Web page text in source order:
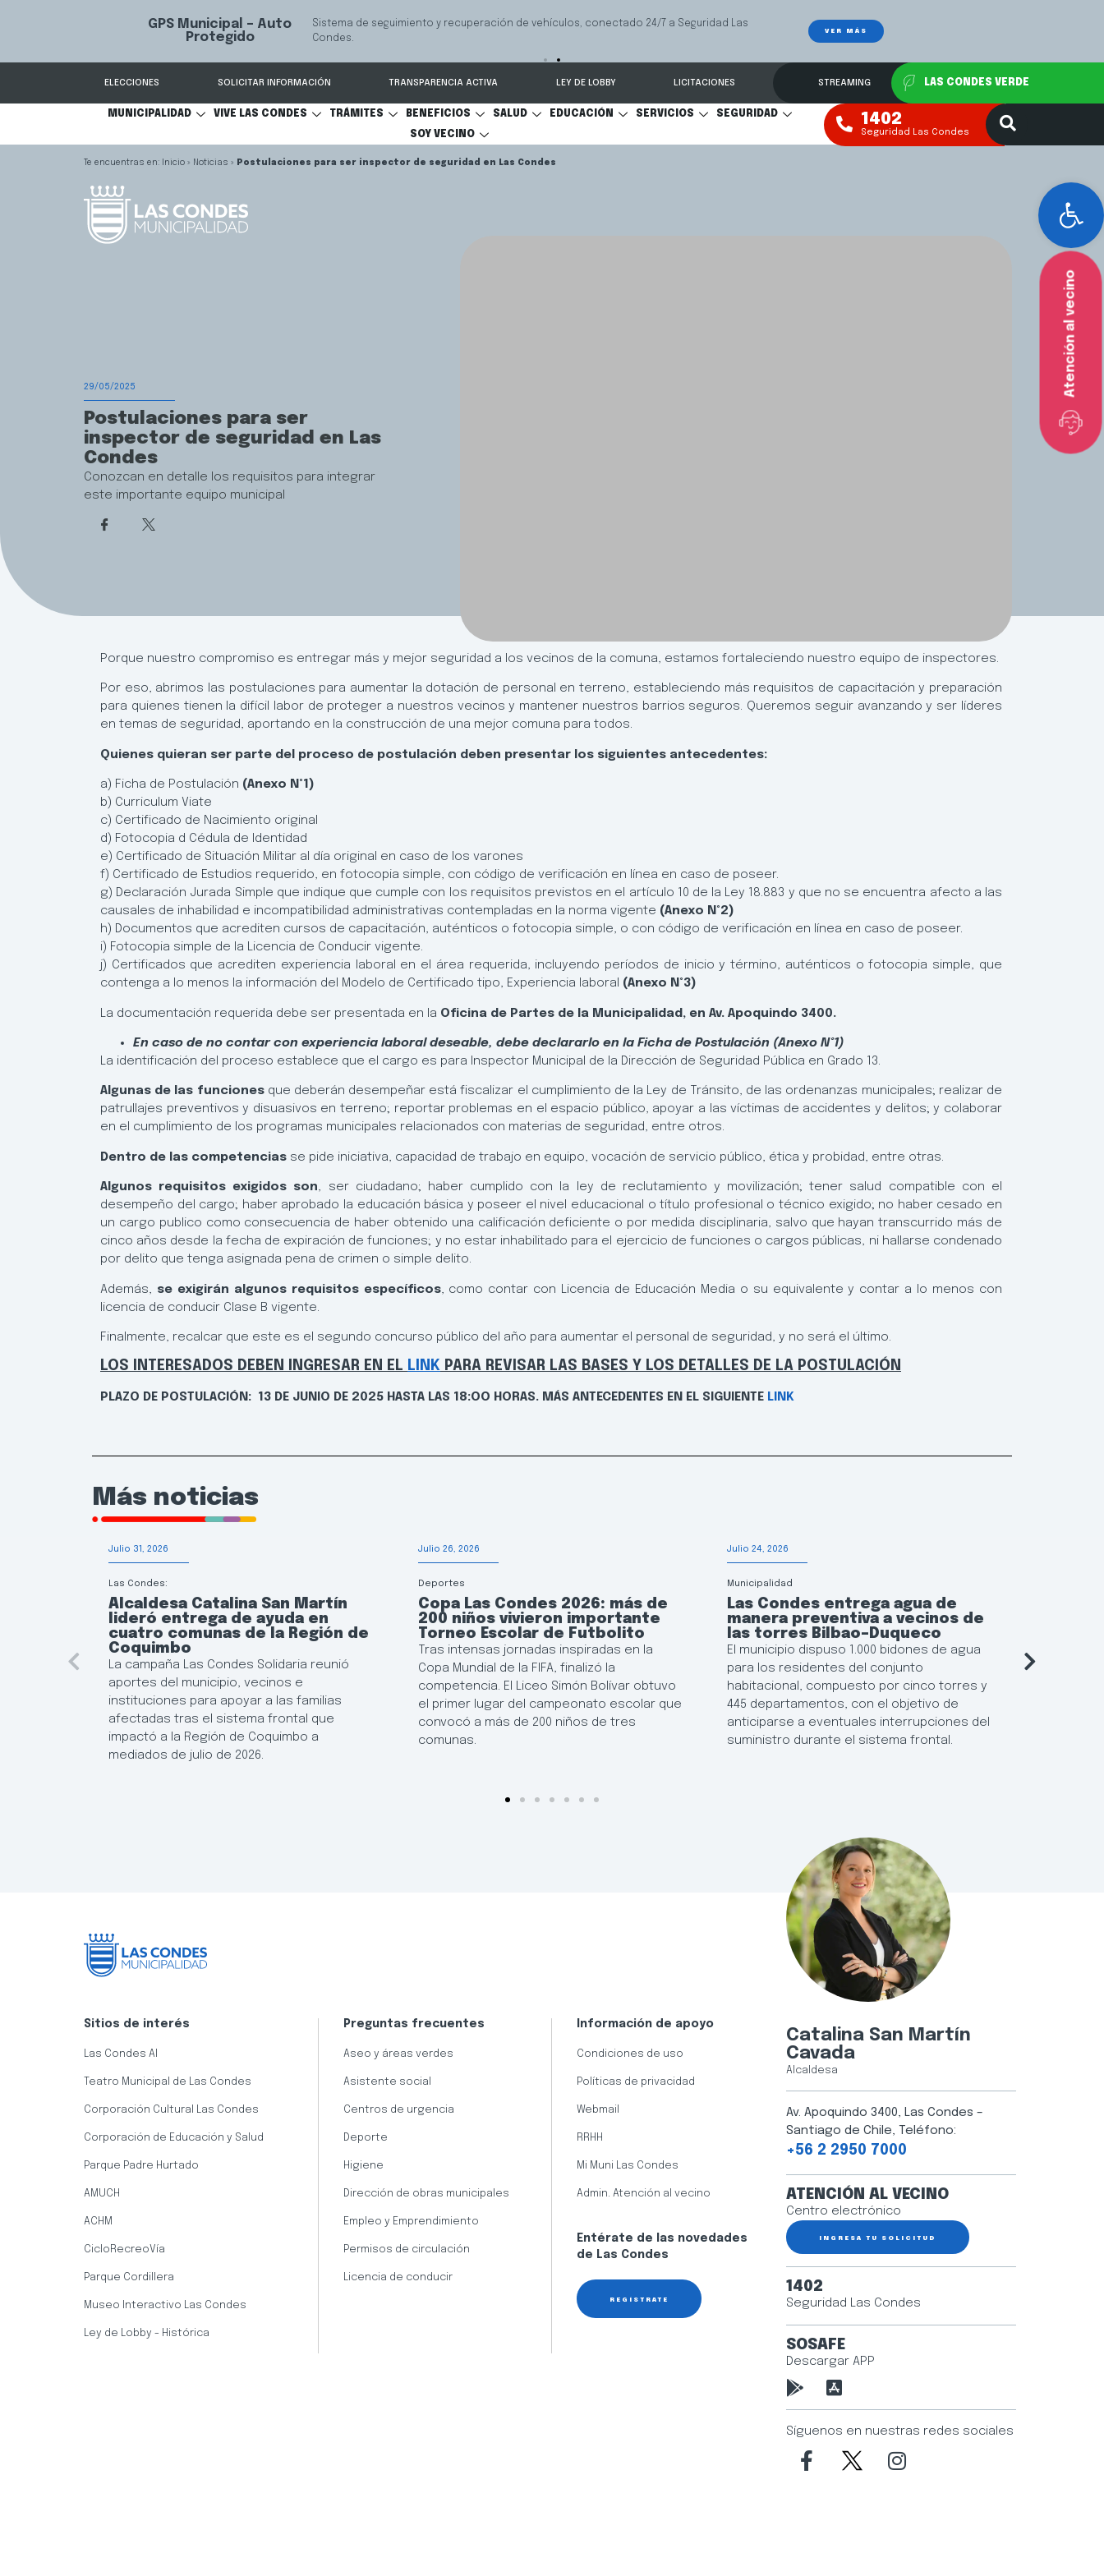
GPS Municipal – Auto
Protegido
Sistema de seguimiento y recuperación de vehículos, conectado 24/7 a Seguridad Las
Condes.
VER MÁS
ELECCIONES SOLICITAR INFORMACIÓN TRANSPARENCIA ACTIVA LEY DE LOBBY LICITACIONES STREAMING LAS CONDES VERDE
MUNICIPALIDAD VIVE LAS CONDES TRÁMITES BENEFICIOS SALUD EDUCACIÓN SERVICIOS SEGURIDAD
SOY VECINO
1402
Seguridad Las Condes
Inicio » Noticias » Postulaciones para ser inspector de seguridad en Las Condes
Atención al vecino
29/05/2025
Postulaciones para ser
inspector de seguridad en Las
Condes
Conozcan en detalle los requisitos para integrar
este importante equipo municipal
Porque nuestro compromiso es entregar más y mejor seguridad a los vecinos de la comuna, estamos fortaleciendo nuestro equipo de inspectores.
Por eso, abrimos las postulaciones para aumentar la dotación de personal en terreno, estableciendo más requisitos de capacitación y preparación
para quienes tienen la difícil labor de proteger a nuestros vecinos y mantener nuestros barrios seguros. Queremos seguir avanzando y ser líderes
en temas de seguridad, aportando en la construcción de una mejor comuna para todos.
Quienes quieran ser parte del proceso de postulación deben presentar los siguientes antecedentes:
a) Ficha de Postulación (Anexo N°1)
b) Curriculum Viate
c) Certificado de Nacimiento original
d) Fotocopia d Cédula de Identidad
e) Certificado de Situación Militar al día original en caso de los varones
f) Certificado de Estudios requerido, en fotocopia simple, con código de verificación en línea en caso de poseer.
g) Declaración Jurada Simple que indique que cumple con los requisitos previstos en el artículo 10 de la Ley 18.883 y que no se encuentra afecto a las
causales de inhabilidad e incompatibilidad administrativas contempladas en la norma vigente (Anexo N°2)
h) Documentos que acrediten cursos de capacitación, auténticos o fotocopia simple, o con código de verificación en línea en caso de poseer.
i) Fotocopia simple de la Licencia de Conducir vigente.
j) Certificados que acrediten experiencia laboral en el área requerida, incluyendo períodos de inicio y término, auténticos o fotocopia simple, que
contenga a lo menos la información del Modelo de Certificado tipo, Experiencia laboral (Anexo N°3)
La documentación requerida debe ser presentada en la Oficina de Partes de la Municipalidad, en Av. Apoquindo 3400.
En caso de no contar con experiencia laboral deseable, debe declararlo en la Ficha de Postulación (Anexo N°1)
La identificación del proceso establece que el cargo es para Inspector Municipal de la Dirección de Seguridad Pública en Grado 13.
Algunas de las funcionesque deberán desempeñar está fiscalizar el cumplimiento de la Ley de Tránsito, de las ordenanzas municipales; realizar de
patrullajes preventivos y disuasivos en terreno; reportar problemas en el espacio público, apoyar a las víctimas de accidentes y delitos; y colaborar
en el cumplimiento de los programas municipales relacionados con materias de seguridad, entre otros.
Dentro de las competencias se pide iniciativa, capacidad de trabajo en equipo, vocación de servicio público, ética y probidad, entre otras.
Algunos requisitos exigidos son, ser ciudadano; haber cumplido con la ley de reclutamiento y movilización; tener salud compatible con el
desempeño del cargo; haber aprobado la educación básica y poseer el nivel educacional o título profesional o técnico exigido; no haber cesado en
un cargo publico como consecuencia de haber obtenido una calificación deficiente o por medida disciplinaria, salvo que hayan transcurrido más de
cinco años desde la fecha de expiración de funciones; y no estar inhabilitado para el ejercicio de funciones o cargos públicas, ni hallarse condenado
por delito que tenga asignada pena de crimen o simple delito.
Además, se exigirán algunos requisitos específicos, como contar con Licencia de Educación Media o su equivalente y contar a lo menos con
licencia de conducir Clase B vigente.
Finalmente, recalcar que este es el segundo concurso público del año para aumentar el personal de seguridad, y no será el último.
LOS INTERESADOS DEBEN INGRESAR EN EL LINK PARA REVISAR LAS BASES Y LOS DETALLES DE LA POSTULACIÓN
PLAZO DE POSTULACIÓN: 13 DE JUNIO DE 2025 HASTA LAS 18:OO HORAS. MÁS ANTECEDENTES EN EL SIGUIENTE LINK
Más noticias
Julio 31, 2026
Las Condes:
Alcaldesa Catalina San Martín
lideró entrega de ayuda en
cuatro comunas de la Región de
Coquimbo
La campaña Las Condes Solidaria reunió
aportes del municipio, vecinos e
instituciones para apoyar a las familias
afectadas tras el sistema frontal que
impactó a la Región de Coquimbo a
mediados de julio de 2026.
Julio 26, 2026
Deportes
Copa Las Condes 2026: más de
200 niños vivieron importante
Torneo Escolar de Futbolito
Tras intensas jornadas inspiradas en la
Copa Mundial de la FIFA, finalizó la
competencia. El Liceo Simón Bolívar obtuvo
el primer lugar del campeonato escolar que
convocó a más de 200 niños de tres
comunas.
Julio 24, 2026
Municipalidad
Las Condes entrega agua de
manera preventiva a vecinos de
las torres Bilbao–Duqueco
El municipio dispuso 1.000 bidones de agua
para los residentes del conjunto
habitacional, compuesto por cinco torres y
445 departamentos, con el objetivo de
anticiparse a eventuales interrupciones del
suministro durante el sistema frontal.
Sitios de interés
Las Condes AI
Teatro Municipal de Las Condes
Corporación Cultural Las Condes
Corporación de Educación y Salud
Parque Padre Hurtado
AMUCH
ACHM
CicloRecreoVía
Parque Cordillera
Museo Interactivo Las Condes
Ley de Lobby - Histórica
Preguntas frecuentes
Aseo y áreas verdes
Asistente social
Centros de urgencia
Deporte
Higiene
Dirección de obras municipales
Empleo y Emprendimiento
Permisos de circulación
Licencia de conducir
Información de apoyo
Condiciones de uso
Políticas de privacidad
Webmail
RRHH
Mi Muni Las Condes
Admin. Atención al vecino
Entérate de las novedades
de Las Condes
REGÍSTRATE
Catalina San Martín
Cavada
Alcaldesa
Av. Apoquindo 3400, Las Condes –
Santiago de Chile, Teléfono:
+56 2 2950 7000
ATENCIÓN AL VECINO
Centro electrónico
INGRESA TU SOLICITUD
1402
Seguridad Las Condes
SOSAFE
Descargar APP
Síguenos en nuestras redes sociales